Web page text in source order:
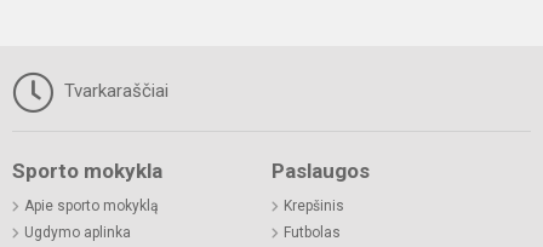
Tvarkaraščiai
Sporto mokykla
Apie sporto mokyklą
Ugdymo aplinka
Paslaugos
Krepšinis
Futbolas